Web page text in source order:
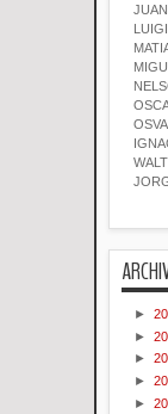
LUIGI
►
►
►
►
►